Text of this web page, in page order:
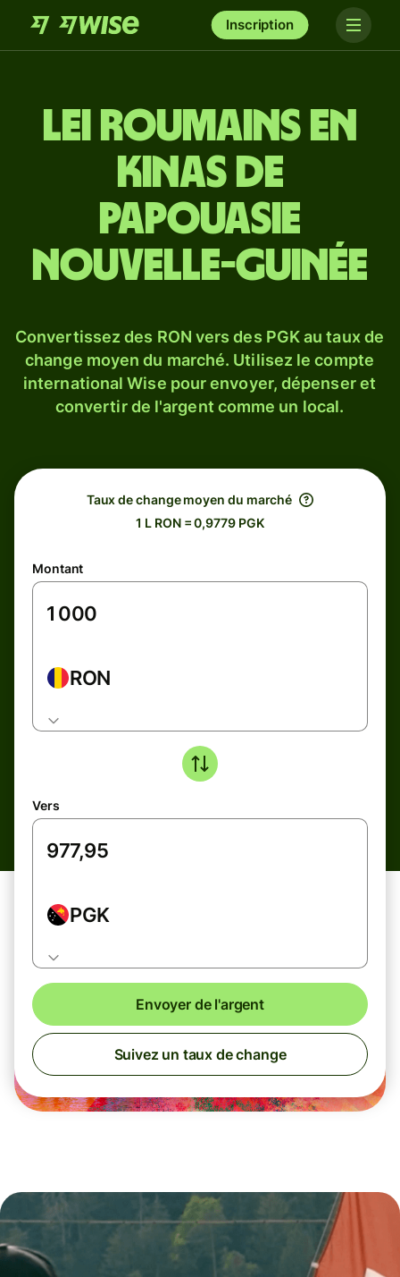
Inscription
Lei roumains en
kinas de
Papouasie
Nouvelle-Guinée
Convertissez des RON vers des PGK au taux de
change moyen du marché. Utilisez le compte
international Wise pour envoyer, dépenser et
convertir de l'argent comme un local.
Taux de change moyen du marché
1 L RON = 0,9779 PGK
Montant
RON
Vers
PGK
Envoyer de l'argent
Suivez un taux de change